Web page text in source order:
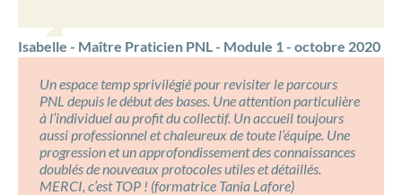
Isabelle - Maître Praticien PNL - Module 1 - octobre 2020
Un espace temp sprivilégié pour revisiter le parcours
PNL depuis le début des bases. Une attention particulière
à l’individuel au profit du collectif. Un accueil toujours
aussi professionnel et chaleureux de toute l’équipe. Une
progression et un approfondissement des connaissances
doublés de nouveaux protocoles utiles et détaillés.
MERCI, c’est TOP ! (formatrice Tania Lafore)